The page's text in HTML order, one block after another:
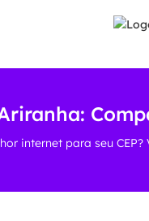
internet para seu